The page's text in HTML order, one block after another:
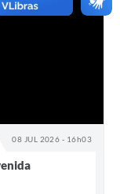
08 JUL 2026 - 16h03